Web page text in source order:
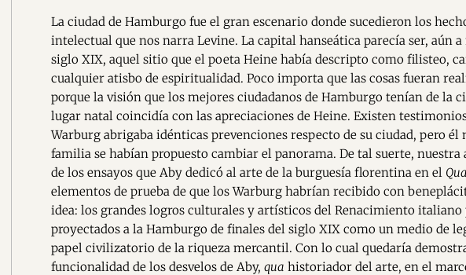
La ciudad de Hamburgo fue el gran escenario donde sucedieron los
intelectual que nos narra Levine. La capital hanseática parecía ser, aún a
siglo XIX, aquel sitio que el poeta Heine había descripto como filisteo,
cualquier atisbo de espiritualidad. Poco importa que las cosas fueran
porque la visión que los mejores ciudadanos de Hamburgo tenían de la
lugar natal coincidía con las apreciaciones de Heine. Existen
Warburg abrigaba idénticas prevenciones respecto de su ciudad, pero él
familia se habían propuesto cambiar el panorama. De tal suerte, nuestra
de los ensayos que Aby dedicó al arte de la burguesía florentina en el
elementos de prueba de que los Warburg habrían recibido con
idea: los grandes logros culturales y artísticos del Renacimiento italiano
proyectados a la Hamburgo de finales del siglo XIX como un medio de
papel civilizatorio de la riqueza mercantil. Con lo cual quedaría
funcionalidad de los desvelos de Aby,qua historiador del arte, en el